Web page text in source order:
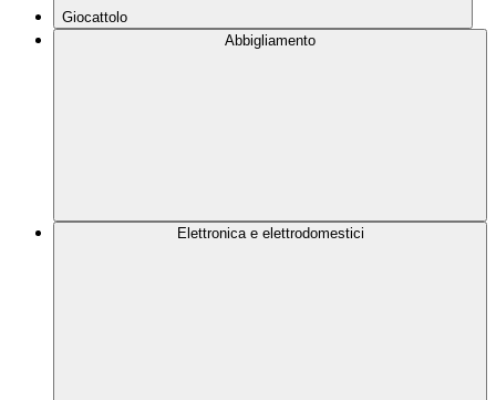
Giocattolo
Abbigliamento
Elettronica e elettrodomestici